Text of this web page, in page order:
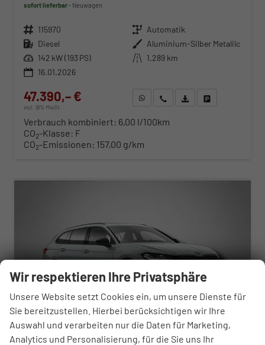
sofort lieferbar Neuwagen
Fahrzeugnr. 115970 Getriebe Automatik
Kraftstoff Diesel Außenfarbe Aluminium-Silber Metalilc
Leistung 142 kW (193 PS) Kilometerstand 1.289 km
16.01.2026
47.390,– €
incl. 19% MwSt.
WhatsApp anfragen
Wir rufen Sie anFahrzeugexposé (PDF)
Verbrauch kombiniert: 6,00 l/100km
CO2-Klasse: F
CO2-Emissionen: 157,00 g/km
Wir respektieren Ihre Privatsphäre
Unsere Website setzt Cookies ein, um unsere Dienste für
Sie bereitzustellen. Hierbei berücksichtigen wir Ihre
Auswahl und verarbeiten nur die Daten für Marketing,
Analytics und Personalisierung, für die Sie uns Ihr